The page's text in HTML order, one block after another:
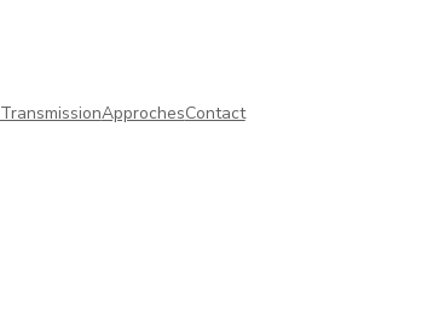
TransmissionApprochesContact